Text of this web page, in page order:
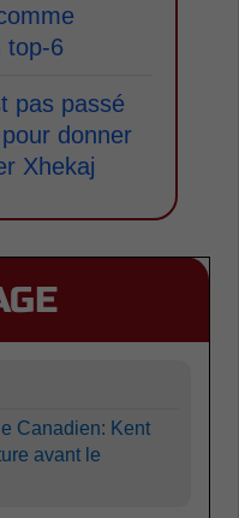
top-6
pas passé
donner
Xhekaj
Canadien: Kent
avant le